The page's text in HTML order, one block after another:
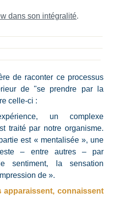
dans son intégralité.
de raconter ce processus
de "se prendre par la
celle-ci :
un complexe
traité par notre organisme.
est « mentalisée », une
– entre autres – par
sentiment, la sensation
de ».
apparaissent, connaissent